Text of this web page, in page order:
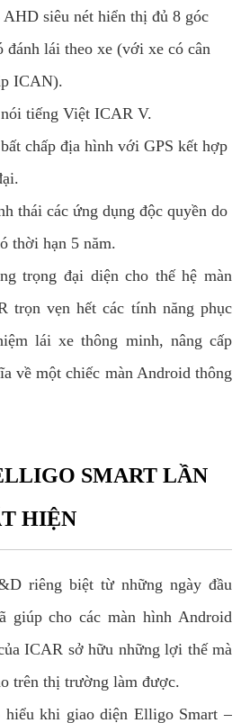
AHD siêu nét hiển thị đủ 8 góc
đánh lái theo xe (với xe có cân
ICAN).
tiếng Việt ICAR V.
chấp địa hình với GPS kết hợp
thái các ứng dụng độc quyền do
thời hạn 5 năm.
trọng đại diện cho thế hệ màn
trọn vẹn hết các tính năng phục
lái xe thông minh, nâng cấp
về một chiếc màn Android thông
SMART LẦN
HIỆN
riêng biệt từ những ngày đầu
giúp cho các màn hình Android
ICAR sở hữu những lợi thế mà
trên thị trường làm được.
khi giao diện Elligo Smart –